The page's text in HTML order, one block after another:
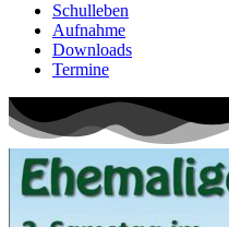
Schulleben
Aufnahme
Downloads
Termine